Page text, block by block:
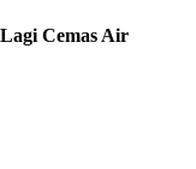
Cemas Air